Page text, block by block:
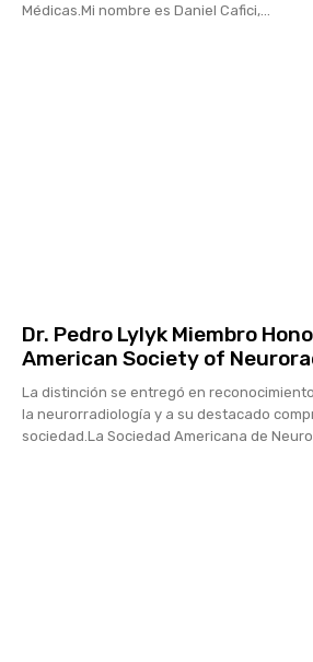
Médicas.Mi nombre es Daniel Cafici,...
Dr. Pedro Lylyk Miembro
American Society of
La distinción se entregó en
la neurorradiología y a su destacado
sociedad.La Sociedad Americana de